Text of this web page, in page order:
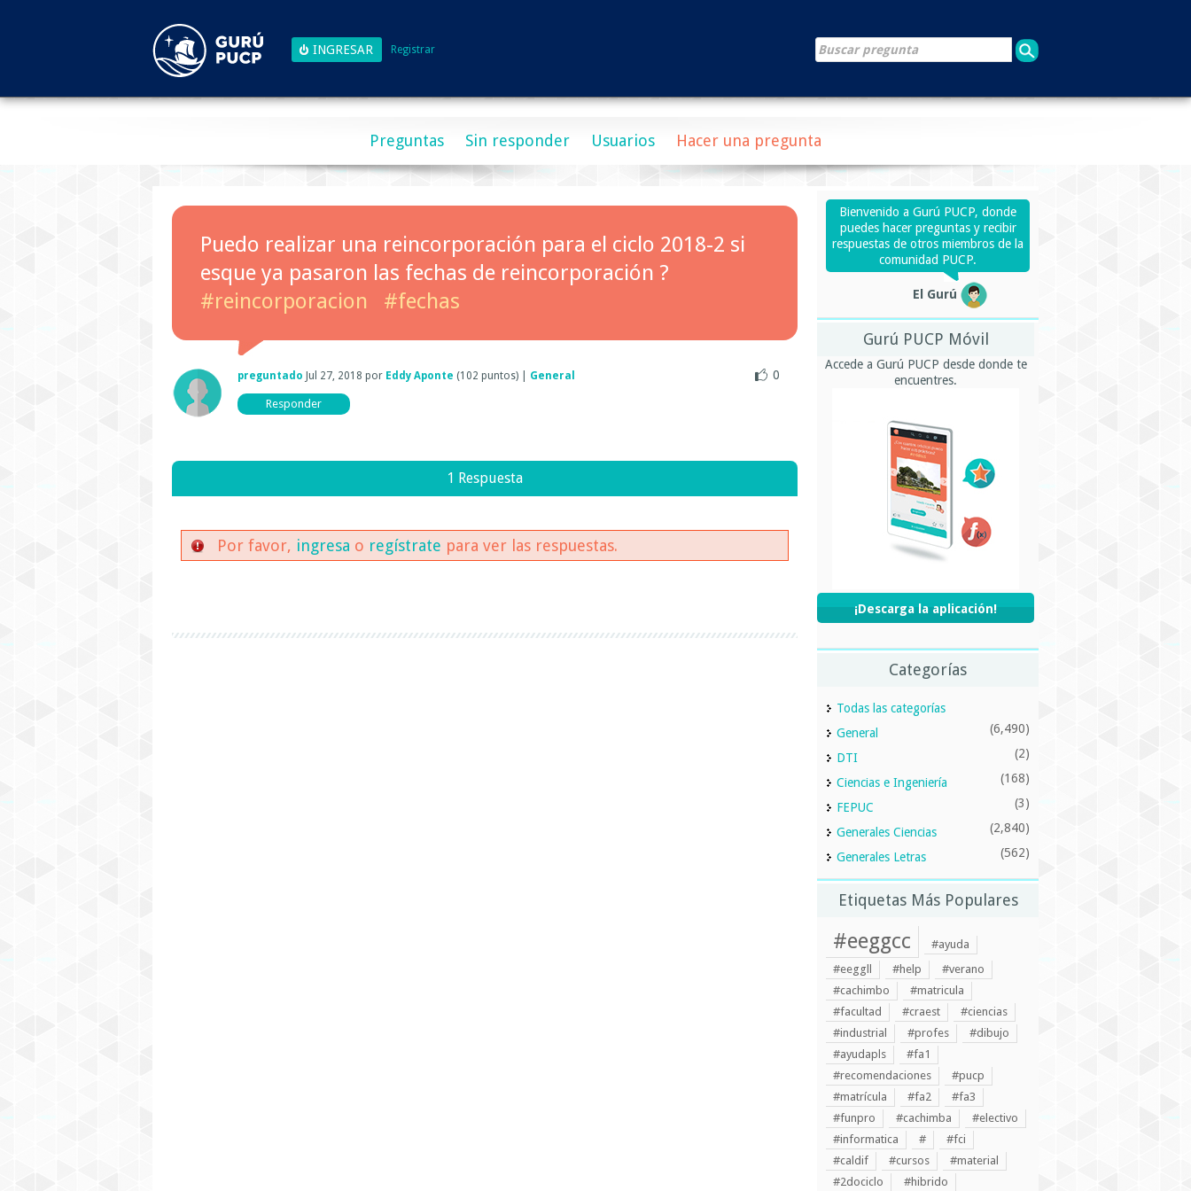
Registrar
Preguntas Sin responder Usuarios Hacer una pregunta
Puedo realizar una reincorporación para el ciclo 2018-2 si
esque ya pasaron las fechas de reincorporación ?
#reincorporacion
#fechas
0
preguntado Jul 27, 2018 por Eddy Aponte (102 puntos) General
1 Respuesta
Por favor, ingresa o regístrate para ver las respuestas.
Bienvenido a Gurú PUCP, donde
puedes hacer preguntas y recibir
respuestas de otros miembros de la
comunidad PUCP.
El Gurú
Gurú PUCP Móvil
Accede a Gurú PUCP desde donde te
encuentres.
¡Descarga la aplicación!
Categorías
Todas las categorías
General
(6,490)
DTI (2)
Ciencias e Ingeniería (168)
FEPUC (3)
Generales Ciencias (2,840)
Generales Letras (562)
Etiquetas Más Populares
#eeggcc
#ayuda
#eeggll
#help
#verano
#cachimbo
#matricula
#facultad
#craest
#ciencias
#industrial
#profes
#dibujo
#ayudapls
#fa1
#recomendaciones
#pucp
#matrícula
#fa2
#fa3
#funpro
#cachimba
#electivo
#informatica
#
#fci
#caldif
#cursos
#material
#2dociclo
#hibrido